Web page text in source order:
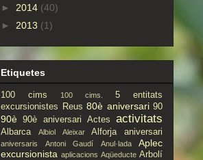
► 2014 (40)
► 2013 (1)
Etiquetes
100 cims 100 cims.
5 entitats
excursionistes Reus 80è aniversari 90
90è 90è aniversari Actes activitats
Albarca Albiol Aleixar Alforja aniversari
aniversaris Antoni Gaudí Anul·lada
Aplec
excursionista aplicacions Aqüeducte Arbolí